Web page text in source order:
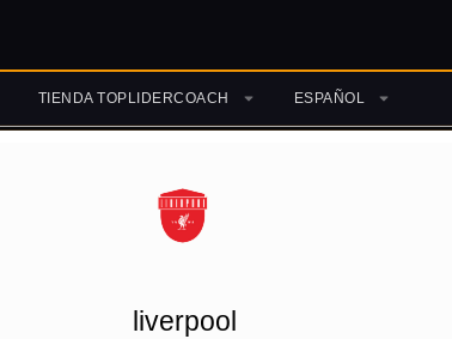
TIENDA TOPLIDERCOACH ESPAÑOL
liverpool